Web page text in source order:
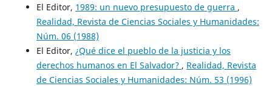
El Editor, 1989: un nuevo presupuesto de guerra ,
Realidad, Revista de Ciencias Sociales y Humanidades:
Núm. 06 (1988)
El Editor, ¿Qué dice el pueblo de la justicia y los
derechos humanos en El Salvador? , Realidad, Revista
de Ciencias Sociales y Humanidades: Núm. 53 (1996)